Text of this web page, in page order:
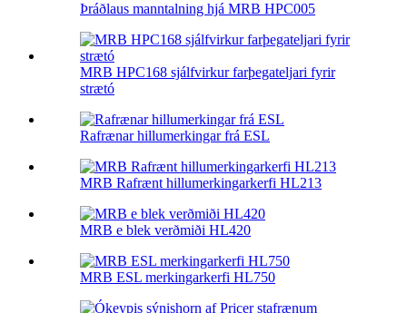
Þráðlaus manntalning hjá MRB HPC005
MRB HPC168 sjálfvirkur farþegateljari fyrir
strætó
Rafrænar hillumerkingar frá ESL
MRB Rafrænt hillumerkingarkerfi HL213
MRB e blek verðmiði HL420
MRB ESL merkingarkerfi HL750